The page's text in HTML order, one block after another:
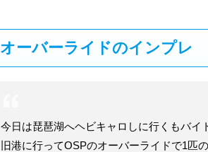
オーバーライドのインプレ
今日は琵琶湖へヘビキャロしに行くもバイ
旧港に行ってOSPのオーバーライドで1匹